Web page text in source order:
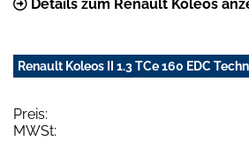
Details zum Renault Koleos
Renault Koleos II 1.3 TCe 160 EDC
Preis:
MWSt: